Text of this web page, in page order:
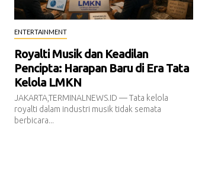
ENTERTAINMENT
Royalti Musik dan Keadilan
Pencipta: Harapan Baru di Era Tata
Kelola LMKN
JAKARTA,TERMINALNEWS.ID — Tata kelola
royalti dalam industri musik tidak semata
berbicara...